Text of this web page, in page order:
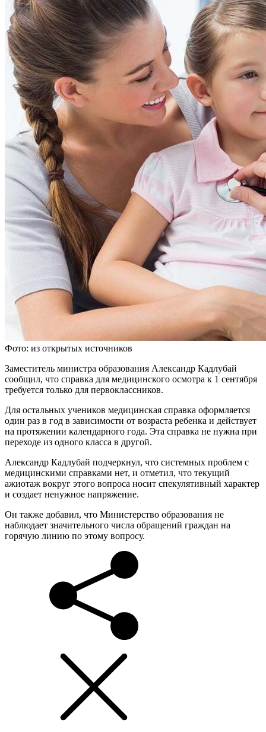
Фото: из открытых источников
Заместитель министра образования Александр Кадлубай
сообщил, что справка для медицинского осмотра к 1 сентября
требуется только для первоклассников.
Для остальных учеников медицинская справка оформляется
один раз в год в зависимости от возраста ребенка и действует
на протяжении календарного года. Эта справка не нужна при
переходе из одного класса в другой.
Александр Кадлубай подчеркнул, что системных проблем с
медицинскими справками нет, и отметил, что текущий
ажиотаж вокруг этого вопроса носит спекулятивный характер
и создает ненужное напряжение.
Он также добавил, что Министерство образования не
наблюдает значительного числа обращений граждан на
горячую линию по этому вопросу.